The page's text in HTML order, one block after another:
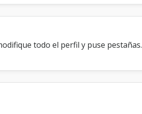
todo el perfil y puse pestañas.